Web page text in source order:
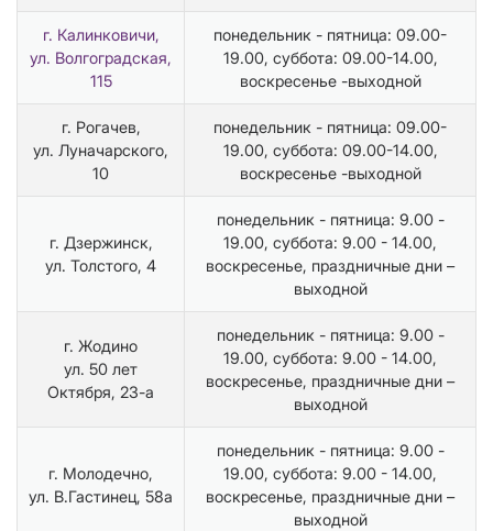
г. Калинковичи,
ул. Волгоградская,
115
понедельник - пятница: 09.00-
19.00, суббота: 09.00-14.00,
воскресенье -выходной
г. Рогачев,
ул. Луначарского,
10
понедельник - пятница: 09.00-
19.00, суббота: 09.00-14.00,
воскресенье -выходной
г. Дзержинск,
ул. Толстого, 4
понедельник - пятница: 9.00 -
19.00, суббота: 9.00 - 14.00,
воскресенье, праздничные дни –
выходной
г. Жодино
ул. 50 лет
Октября, 23-а
понедельник - пятница: 9.00 -
19.00, суббота: 9.00 - 14.00,
воскресенье, праздничные дни –
выходной
г. Молодечно,
ул. В.Гастинец, 58а
понедельник - пятница: 9.00 -
19.00, суббота: 9.00 - 14.00,
воскресенье, праздничные дни –
выходной